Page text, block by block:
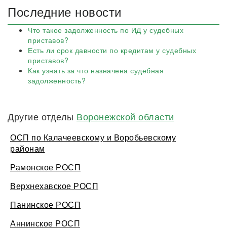
Последние новости
Что такое задолженность по ИД у судебных
приставов?
Есть ли срок давности по кредитам у судебных
приставов?
Как узнать за что назначена судебная
задолженность?
Другие отделы Воронежской области
ОСП по Калачеевскому и Воробьевскому
районам
Рамонское РОСП
Верхнехавское РОСП
Панинское РОСП
Аннинское РОСП